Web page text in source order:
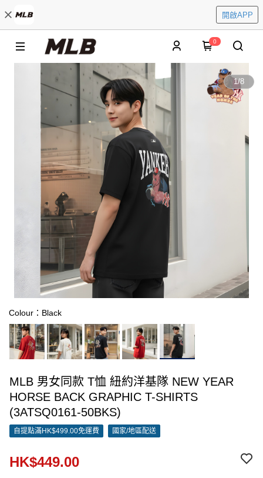
開啟APP
0
1/8
Colour：Black
MLB 男女同款 T恤 紐約洋基隊 NEW YEAR
HORSE BACK GRAPHIC T-SHIRTS
(3ATSQ0161-50BKS)
自提點滿HK$499.00免運費 國家/地區配送
HK$449.00